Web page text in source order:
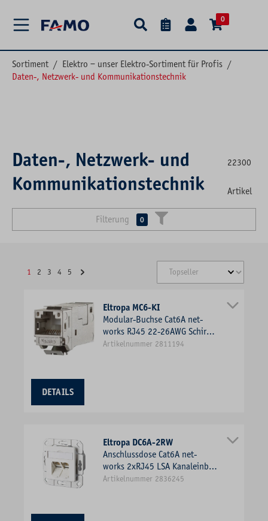
0
Sortiment / Elektro – unser Elektro-Sortiment für Profis /
Daten-, Netzwerk- und Kommunikationstechnik
Daten-, Netzwerk- und
Kommunikationstechnik
22300
Artikel
Filterung 0
1 2 3 4 5
Eltropa MC6-KI
Modular-Buchse Cat6A net-
works RJ45 22-26AWG Schirm
Litze massiv f.Rundkabel
Artikelnummer 2811194
DETAILS
Eltropa DC6A-2RW
Anschlussdose Cat6A net-
works 2xRJ45 LSA Kanaleinb
Bodentank/Unterflur rws
Artikelnummer 2836245